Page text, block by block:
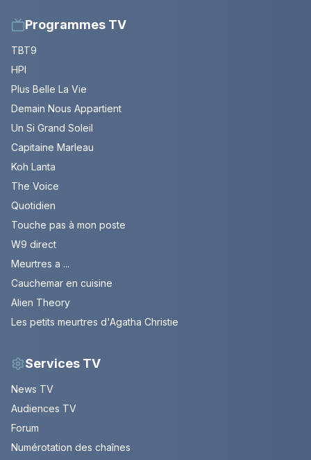
Programmes TV
TBT9
HPI
Plus Belle La Vie
Demain Nous Appartient
Un Si Grand Soleil
Capitaine Marleau
Koh Lanta
The Voice
Quotidien
Touche pas à mon poste
W9 direct
Meurtres a ...
Cauchemar en cuisine
Alien Theory
Les petits meurtres d'Agatha Christie
Services TV
News TV
Audiences TV
Forum
Numérotation des chaînes